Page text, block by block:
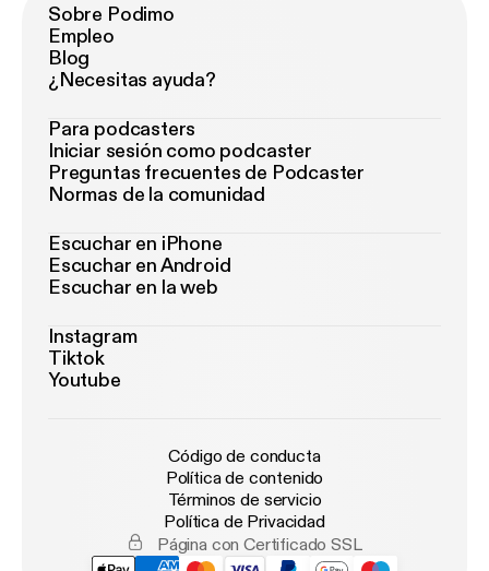
Sobre Podimo
Empleo
Blog
¿Necesitas ayuda?
Para podcasters
Iniciar sesión como podcaster
Preguntas frecuentes de Podcaster
Normas de la comunidad
Escuchar en iPhone
Escuchar en Android
Escuchar en la web
Instagram
Tiktok
Youtube
Código de conducta
Política de contenido
Términos de servicio
Política de Privacidad
Página con Certificado SSL